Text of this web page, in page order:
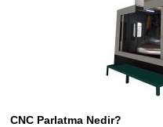
CNC Parlatma Nedir?